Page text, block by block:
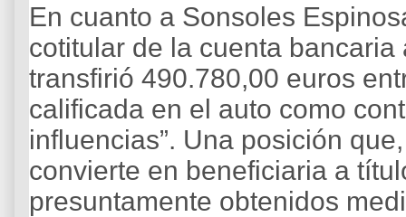
En cuanto a Sonsoles
cotitular de la cuenta
transfirió 490.780,00 euros
calificada en el auto como
influencias”. Una posición
convierte en beneficiaria a
presuntamente obtenidos